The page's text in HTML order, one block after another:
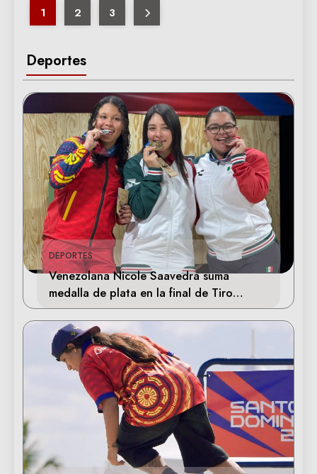
Deportes
DEPORTES
Venezolana Nicole Saavedra suma
medalla de plata en la final de Tiro
Deportivo
1 2 3